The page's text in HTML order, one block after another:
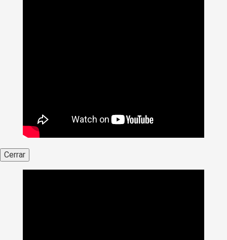
Cerrar